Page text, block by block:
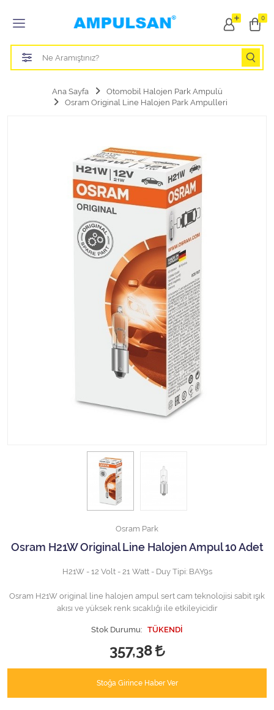
0
Tüm Kategoriler
Led Aydınlatma Ampulü
Otomobil Halojen Far Ampulü
Otomobil Led Far Ampulü
Otomobil Halojen Park Ampulü
Otomobil Led Park Ampulü
Otomobil Gösterge Ampulü
Halojen Off Road Rally Ampulü
Motosiklet Halojen Far Ampulü
Kamyon Halojen Far Ampulü
Kamyon Halojen Park Ampulü
Kamyon Gösterge Ampulü
Ana Sayfa
Otomobil Halojen Park Ampulü
Osram Original Line Halojen Park Ampulleri
Osram Park
Osram H21W Original Line Halojen Ampul 10 Adet
H21W - 12 Volt - 21 Watt - Duy Tipi: BAY9s
Osram H21W original line halojen ampul sert cam teknolojisi sabit ışık
akısı ve yüksek renk sıcaklığı ile etkileyicidir
Stok Durumu: TÜKENDİ
357,38
Stoğa Girince Haber Ver